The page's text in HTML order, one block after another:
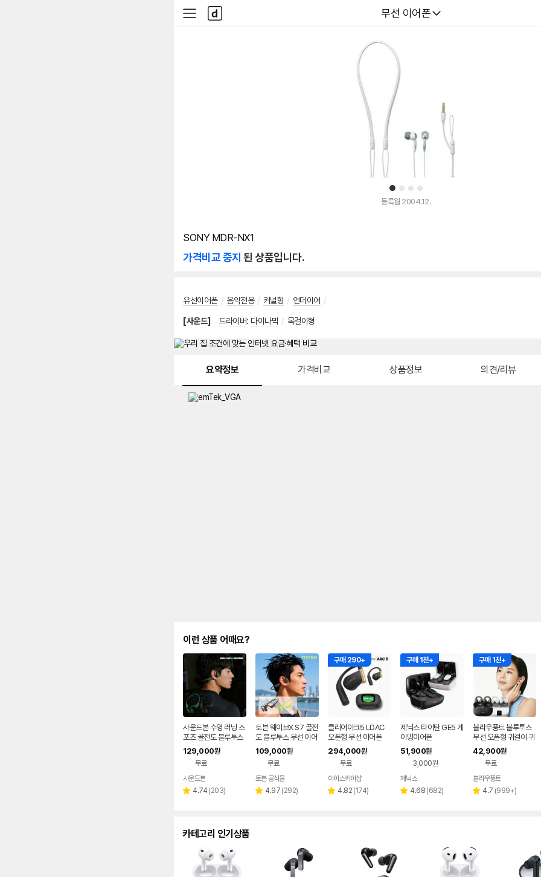
다나와
무선 이어폰
사
이
다
나
와
1 2 3 4
등록월 2004.12.
SONY MDR-NX1
가격비교 중지 된 상품입니다.
유선이어폰 / 음악전용 / 커널형 / 언더이어 /
[사운드] 드라이버: 다이나믹 / 목걸이형
요약정보 가격비교 상품정보 의견/리뷰
이런 상품 어때요?
사운드본 수영 러닝 스
포츠 골전도 블루투스
오픈형 무선 이어폰 R
S01 런소닉
129,000원
무료
사운드본
별 4.74 리
(203)
토븐 웨이브X S7 골전
도 블루투스 무선 이어
폰 MP3 러닝 수영 자
전거 운동 스포츠 방수
109,000원
무료
토븐 공식몰
별 4.97 리
(292)
구매 290+
클리어아크5 LDAC
오픈형 무선 이어폰
294,000원
무료
페이
아이스카이샵
별 4.82 리
(174)
구매 1천+
제닉스 타이탄 GE5 게
이밍이어폰
51,900원
3,000원
페이
제닉스
별 4.68 리
(682)
구매 1천+
블라우풍트 블루투스
무선 오픈형 귀걸이 귀
찌형 이어폰 귀걸이형
이어클립 러닝 귀찌이
어폰
42,900원
무료
페이
블라우풍트
별 4.7 리
(999+)
카테고리 인기상품